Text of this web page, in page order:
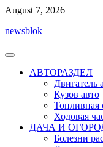
Перейти
содержимому
August 7, 2026
newsblok
АВТОРАЗДЕЛ
Двигатель
Кузов авто
Топливная
Ходовая
ДАЧА И
Болезни